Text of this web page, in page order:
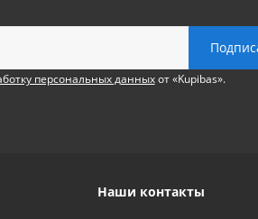
персональных данныхот «Kupibas».
Наши контакты